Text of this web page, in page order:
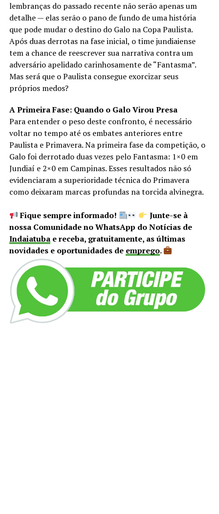
lembranças do passado recente não serão apenas um
detalhe — elas serão o pano de fundo de uma história
que pode mudar o destino do Galo na Copa Paulista.
Após duas derrotas na fase inicial, o time jundiaiense
tem a chance de reescrever sua narrativa contra um
adversário apelidado carinhosamente de “Fantasma”.
Mas será que o Paulista consegue exorcizar seus
próprios medos?
A Primeira Fase: Quando o Galo Virou Presa
Para entender o peso deste confronto, é necessário
voltar no tempo até os embates anteriores entre
Paulista e Primavera. Na primeira fase da competição, o
Galo foi derrotado duas vezes pelo Fantasma: 1×0 em
Jundiaí e 2×0 em Campinas. Esses resultados não só
evidenciaram a superioridade técnica do Primavera
como deixaram marcas profundas na torcida alvinegra.
Fique sempre informado!
Junte-se à
nossa Comunidade no WhatsApp do Notícias de
Indaiatubae receba, gratuitamente, as últimas
novidades e oportunidades de emprego.